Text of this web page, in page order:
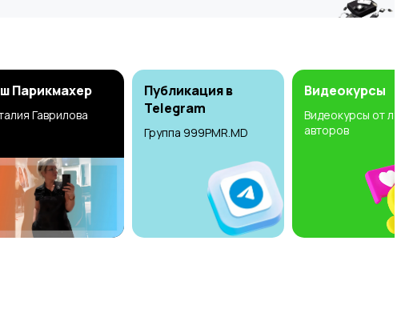
Парикмахер
Гаврилова
Публикация в
Telegram
Группа 999PMR.MD
Видеокурсы
Видеокурсы от
авторов